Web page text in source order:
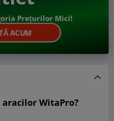
Prețurilor Mici!
ACUM
WitaPro?